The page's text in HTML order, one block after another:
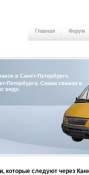
Главная Форум
в Санкт-Петербурге.
Петербурга. Самая свежая и
виде.
которые следуют через